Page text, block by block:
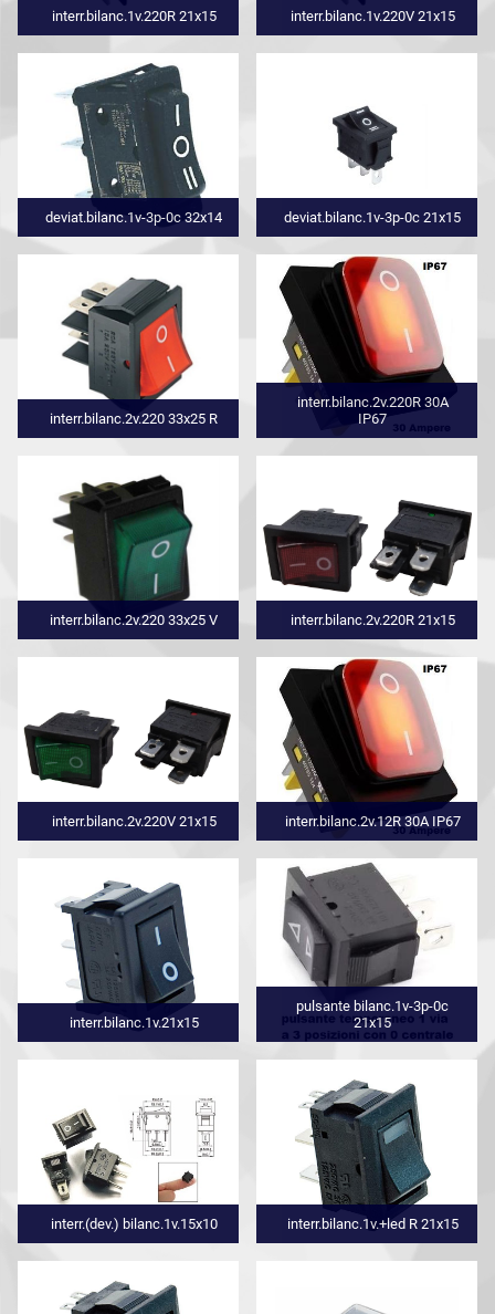
interr.bilanc.1v.220R 21x15 interr.bilanc.1v.220V 21x15
deviat.bilanc.1v-3p-0c 32x14 deviat.bilanc.1v-3p-0c 21x15
interr.bilanc.2v.220 33x25 R
interr.bilanc.2v.220R 30A
IP67
interr.bilanc.2v.220 33x25 V interr.bilanc.2v.220R 21x15
interr.bilanc.2v.220V 21x15 interr.bilanc.2v.12R 30A IP67
interr.bilanc.1v.21x15
pulsante bilanc.1v-3p-0c
21x15
interr.(dev.) bilanc.1v.15x10 interr.bilanc.1v.+led R 21x15